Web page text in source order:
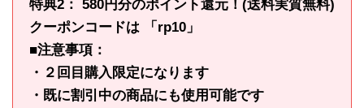
特典2： 580円分のポイント還元！(送料実質無料)
クーポンコードは 「rp10」
■注意事項：
・２回目購入限定になります
・既に割引中の商品にも使用可能です